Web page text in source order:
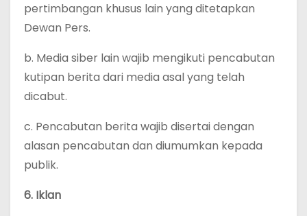
pertimbangan khusus lain yang ditetapkan
Dewan Pers.
b. Media siber lain wajib mengikuti pencabutan
kutipan berita dari media asal yang telah
dicabut.
c. Pencabutan berita wajib disertai dengan
alasan pencabutan dan diumumkan kepada
publik.
6. Iklan